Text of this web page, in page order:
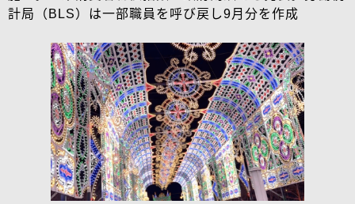
計局（BLS）は一部職員を呼び戻し9月分を作成